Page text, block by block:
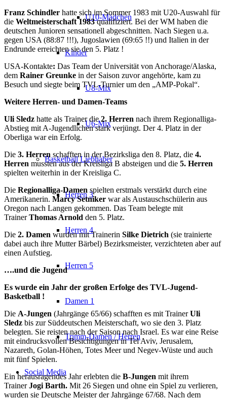
U10-Mädchen
Kinder
U8-Mix
U6-Mix
Basketball Liebhaber
Herren 3
Herren 4
Herren 5
Damen 1
Trimm-Damen / Herren
Social Media
Franz Schindler hatte sich im Sommer 1983 mit U20-Auswahl für
die Weltmeisterschaft 1983qualifiziert. Bei der WM haben die
deutschen Junioren sensationell abgeschnitten. Nach Siegen u.a.
gegen USA (88:87 !!!), Jugoslawien (69:65 !!) und Italien in der
Endrunde erreichten sie den 5. Platz !
USA-Kontakte: Das Team der Universität von Anchorage/Alaska,
dem Rainer Greunke in der Saison zuvor angehörte, kam zu
Besuch und siegte beim TVL-Turnier um den „AMP-Pokal“.
Weitere Herren- und Damen-Teams
Uli Sledz hatte als Trainer die2. Herren nach ihrem Regionalliga-
Abstieg mit A-Jugendlichen stark verjüngt. Der 4. Platz in der
Oberliga war ein Erfolg.
Die 3. Herren schafften in der Bezirksliga den 8. Platz, die 4.
Herren mussten aus der Kreisliga B absteigen und die 5. Herren
spielten weiterhin in der Kreisliga C.
Die Regionalliga-Damen spielten erstmals verstärkt durch eine
Amerikanerin. Marcy Setniker war als Austauschschülerin aus
Oregon nach Langen gekommen. Das Team belegte mit
TrainerThomas Arnold den 5. Platz.
Die 2. Damen wurden mit Trainerin Silke Dietrich (sie trainierte
dabei auch ihre Mutter Bärbel) Bezirksmeister, verzichteten aber auf
einen Aufstieg.
….und die Jugend
Es wurde ein Jahr der großen Erfolge des TVL-Jugend-
Basketball !
Die A-Jungen (Jahrgänge 65/66) schafften es mit TrainerUli
Sledz bis zur Süddeutschen Meisterschaft, wo sie den 3. Platz
belegten. Sie reisten nach der Saison nach Israel. Es war eine Reise
mit eindrucksvollen Besichtigungen in Tel Aviv, Jerusalem,
Nazareth, Golan-Höhen, Totes Meer und Negev-Wüste und auch
mit fünf Spielen.
Ein herausragendes Jahr erlebten die B-Jungen mit ihrem
TrainerJogi Barth. Mit 26 Siegen und ohne ein Spiel zu verlieren,
wurden sie Deutsche Meister der Jahrgänge 67/68. Nach dem